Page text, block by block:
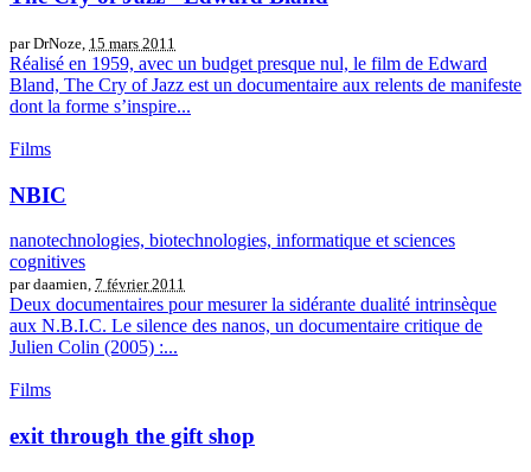
par DrNoze, 15 mars 2011
Réalisé en 1959, avec un budget presque nul, le film de Edward
Bland, The Cry of Jazz est un documentaire aux relents de manifeste
dont la forme s’inspire...
Films
NBIC
nanotechnologies, biotechnologies, informatique et sciences
cognitives
par daamien, 7 février 2011
Deux documentaires pour mesurer la sidérante dualité intrinsèque
aux N.B.I.C. Le silence des nanos, un documentaire critique de
Julien Colin (2005) :...
Films
exit through the gift shop